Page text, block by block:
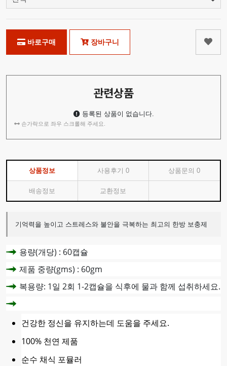
바로구매 장바구니
관련상품
등록된 상품이 없습니다.
손가락으로 좌우 스크롤해 주세요.
상품정보 사용후기 0 상품문의0
배송정보 교환정보
기억력을 높이고 스트레스와 불안을 극복하는 최고의 한방 보충제
용량(개당) : 60캡슐
제품 중량(gms) : 60gm
복용량: 1일 2회 1-2캡슐을 식후에 물과 함께 섭취하세요.
건강한 정신을 유지하는데 도움을 주세요.
100% 천연 제품
순수 채식 포뮬러